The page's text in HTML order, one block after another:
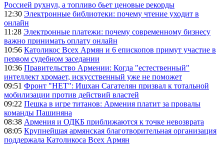
Россией рухнул, а топливо бьет ценовые рекорды
12:30 Электронные библиотеки: почему чтение уходит в
онлайн
11:28 Электронные платежи: почему современному бизнесу
важно принимать оплату онлайн
10:56 Католикос Всех Армян и 6 епископов примут участие в
первом судебном заседании
10:36 Правительство Армении: Когда "естественный"
интеллект хромает, искусственный уже не поможет
09:51 Фронт "НЕТ": Ишхан Сагателян призвал к тотальной
мобилизации против действий властей
09:22 Пешка в игре титанов: Армения платит за провалы
команды Пашиняна
08:38 Армения и ОДКБ приближаются к точке невозврата
08:05 Крупнейшая армянская благотворительная организация
поддержала Католикоса Всех Армян